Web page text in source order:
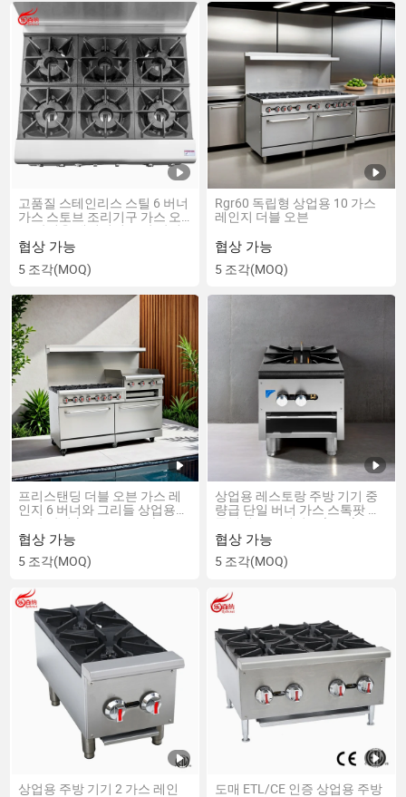
고품질 스테인리스 스틸 6 버너
가스 스토브 조리기구 가스 오
븐 상업용 케이터링 주방 장비
(RGR36)
협상 가능
5 조각(MOQ)
Rgr60 독립형 상업용 10 가스
레인지 더블 오븐
협상 가능
5 조각(MOQ)
프리스탠딩 더블 오븐 가스 레
인지 6 버너와 그리들 상업용
주방 장비 (RGR60-GS24)
협상 가능
5 조각(MOQ)
상업용 레스토랑 주방 기기 중
량급 단일 버너 가스 스톡팟 핫
플레이트 조리기구 (SP-1)
협상 가능
5 조각(MOQ)
상업용 주방 기기 2 가스 레인
도매 ETL/CE 인증 상업용 주방